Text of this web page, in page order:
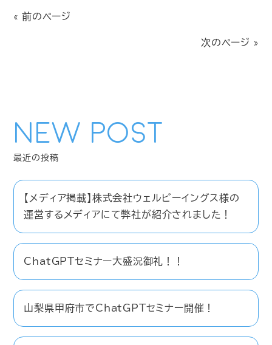
« 前のページ
次のページ »
NEW POST
【メディア掲載】株式会社ウェルビーイングス様の
運営するメディアにて弊社が紹介されました！
ChatGPTセミナー大盛況御礼！！
山梨県甲府市でChatGPTセミナー開催！